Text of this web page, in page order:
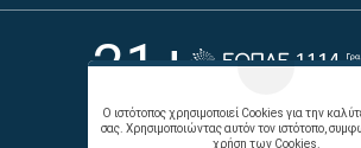
Ο ιστότοπος χρησιμοποιεί Cookies για την
σας. Χρησιμοποιώντας αυτόν τον ιστότοπο,
χρήση των Cookies.
21+